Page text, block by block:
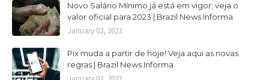
Novo Salário Mínimo já está em vigor; veja o
valor oficial para 2023 | Brazil News Informa
January 02, 2023
Pix muda a partir de hoje! Veja aqui as novas
regras | Brazil News Informa